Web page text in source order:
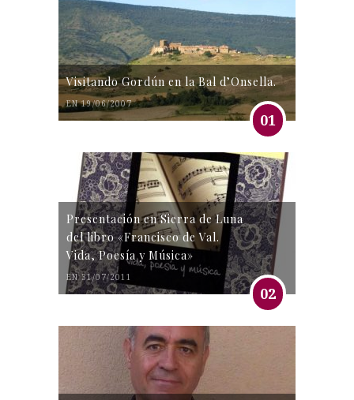
Visitando Gordún en la Bal d’Onsella.
EN 19/06/2007
01
Presentación en Sierra de Luna
del libro «Francisco de Val.
Vida, Poesía y Música»
EN 31/07/2011
02